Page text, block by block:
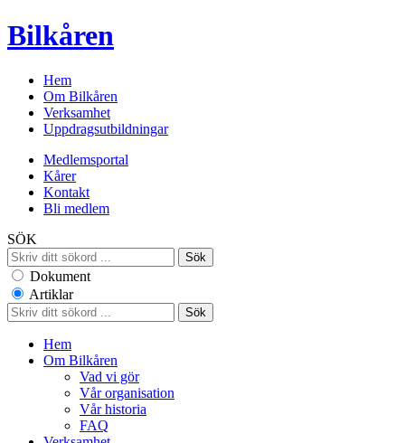
Bilkåren
Hem
Om Bilkåren
Verksamhet
Uppdragsutbildningar
Medlemsportal
Kårer
Kontakt
Bli medlem
SÖK
Dokument
Artiklar
Hem
Om Bilkåren
Vad vi gör
Vår organisation
Vår historia
FAQ